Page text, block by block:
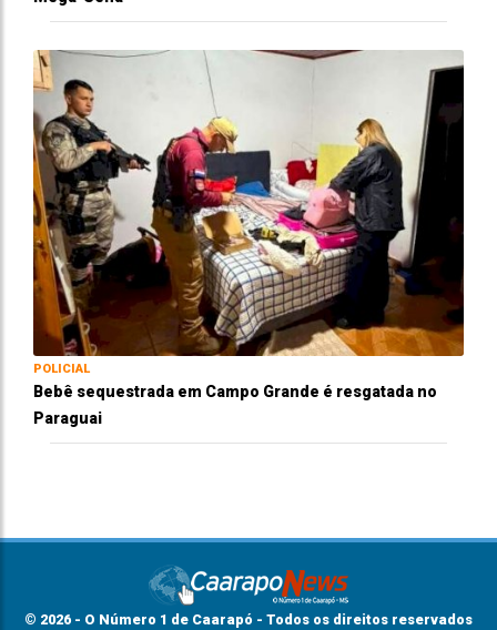
POLICIAL
Bebê sequestrada em Campo Grande é resgatada no
Paraguai
© 2026 - O Número 1 de Caarapó - Todos os direitos reservados